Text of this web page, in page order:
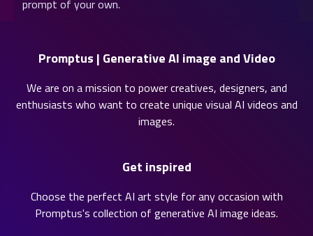
prompt of your own.
Promptus | Generative AI image and Video
We are on a mission to power creatives, designers, and
enthusiasts who want to create unique visual AI videos and
images.
Get inspired
Choose the perfect AI art style for any occasion with
Promptus's collection of generative AI image ideas.